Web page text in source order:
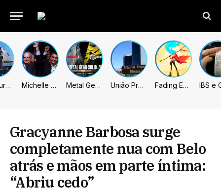
Prefeitura de Sumaré inaugura nova subsede da GCM na Área Cura Michelle celebra vice de Flávio: “Que chapa possa ser vitoriosa” Metal Gear Solid: Master Collection 2 terá legendas e menus em portugues União Progressista e PL terão mais tempo de propaganda eleitoral Fading Echo – Review
Gracyanne Barbosa surge
completamente nua com Belo
atrás e mãos em parte íntima:
“Abriu cedo”